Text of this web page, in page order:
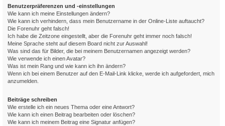
Benutzerpräferenzen und -einstellungen
Wie kann ich meine Einstellungen ändern?
Wie kann ich verhindern, dass mein Benutzername in der Online-Liste auftaucht?
Die Forenuhr geht falsch!
Ich habe die Zeitzone eingestellt, aber die Forenuhr geht immer noch falsch!
Meine Sprache steht auf diesem Board nicht zur Auswahl!
Was sind das für Bilder, die bei meinem Benutzernamen angezeigt werden?
Wie verwende ich einen Avatar?
Was ist mein Rang und wie kann ich ihn ändern?
Wenn ich bei einem Benutzer auf den E-Mail-Link klicke, werde ich aufgefordert, mich
anzumelden.
Beiträge schreiben
Wie erstelle ich ein neues Thema oder eine Antwort?
Wie kann ich einen Beitrag bearbeiten oder löschen?
Wie kann ich meinem Beitrag eine Signatur anfügen?